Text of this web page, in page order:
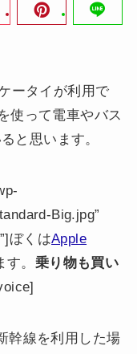
ータイが利用で
使って電車やバス
と思います。
Big.jpg”
ぼくはApple
。 乗り物も買い
幹線を利用した場